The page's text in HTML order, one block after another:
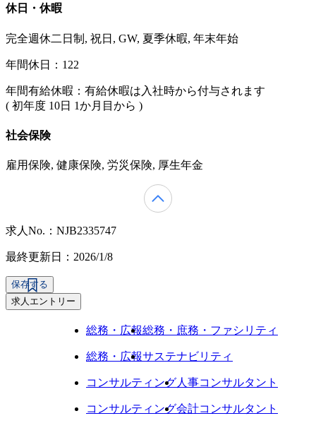
休日・休暇
完全週休二日制, 祝日, GW, 夏季休暇, 年末年始
年間休日：122
年間有給休暇：有給休暇は入社時から付与されます
( 初年度 10日 1か月目から )
社会保険
雇用保険, 健康保険, 労災保険, 厚生年金
求人No.：NJB2335747
最終更新日：2026/1/8
保存する
求人エントリー
総務・広報総務・庶務・ファシリティ
総務・広報サステナビリティ
コンサルティング人事コンサルタント
コンサルティング会計コンサルタント